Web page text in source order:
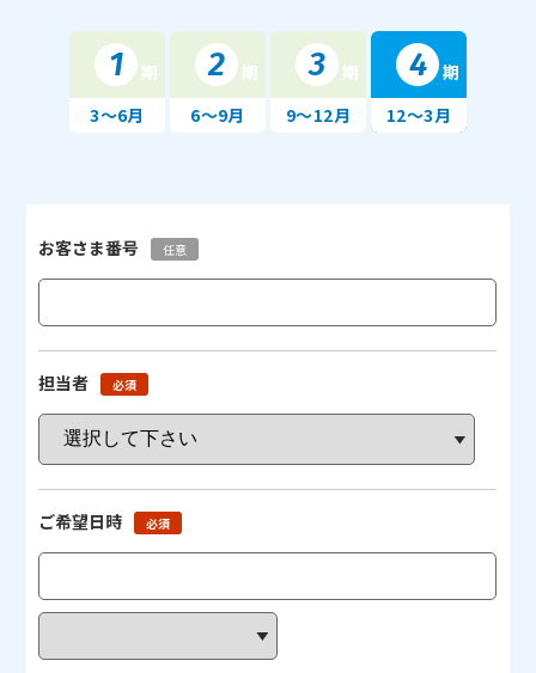
1
期
3〜6月
2
期
6〜9月
3
期
9〜12月
4
期
12〜3月
お客さま番号 任意
担当者 必須
ご希望日時 必須